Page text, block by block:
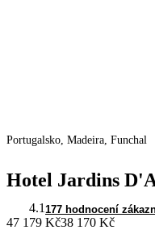
Portugalsko, Madeira, Funchal
Hotel Jardins
4.1 177 hodnocení
47 179 Kč38 170 Kč